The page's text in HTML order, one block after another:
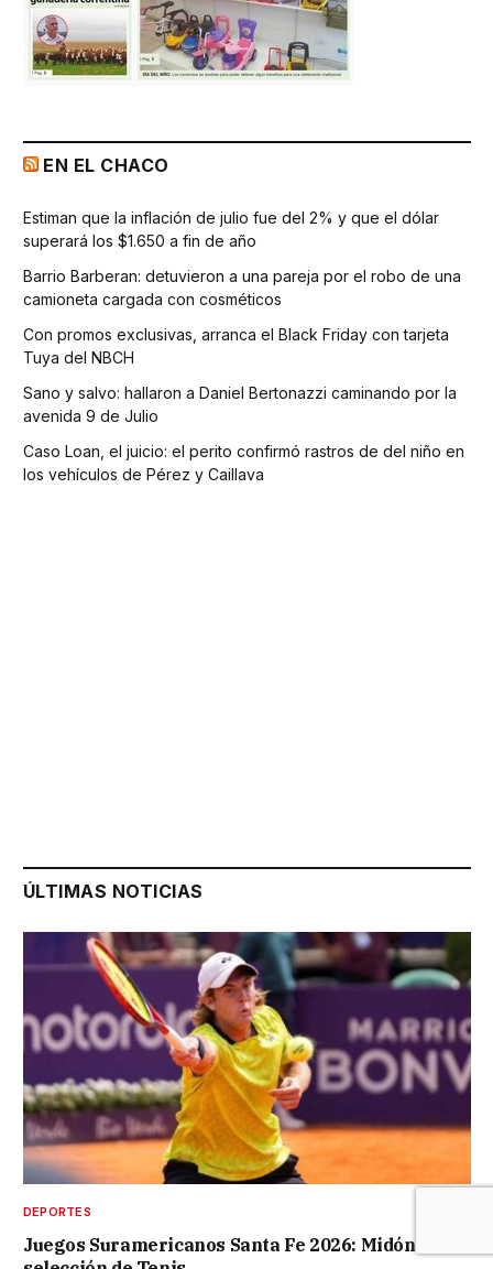
EN EL CHACO
Estiman que la inflación de julio fue del 2% y que el dólar
superará los $1.650 a fin de año
Barrio Barberan: detuvieron a una pareja por el robo de una
camioneta cargada con cosméticos
Con promos exclusivas, arranca el Black Friday con tarjeta
Tuya del NBCH
Sano y salvo: hallaron a Daniel Bertonazzi caminando por la
avenida 9 de Julio
Caso Loan, el juicio: el perito confirmó rastros de del niño en
los vehículos de Pérez y Caillava
ÚLTIMAS NOTICIAS
DEPORTES
Juegos Suramericanos Santa Fe 2026: Midón en la